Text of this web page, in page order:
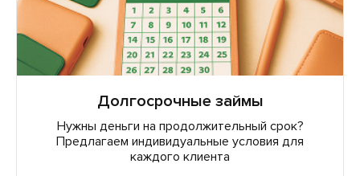
Долгосрочные займы
Нужны деньги на продолжительный срок?
Предлагаем индивидуальные условия для
каждого клиента